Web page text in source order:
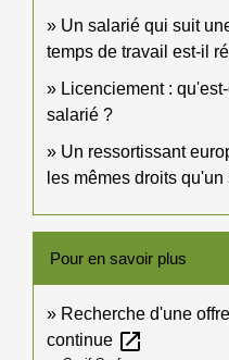
Un salarié qui suit
temps de travail est-il
Licenciement :
salarié ?
Un ressortissant
les mêmes droits
Pour en savoir plus
Recherche d'une
continue open_in_new